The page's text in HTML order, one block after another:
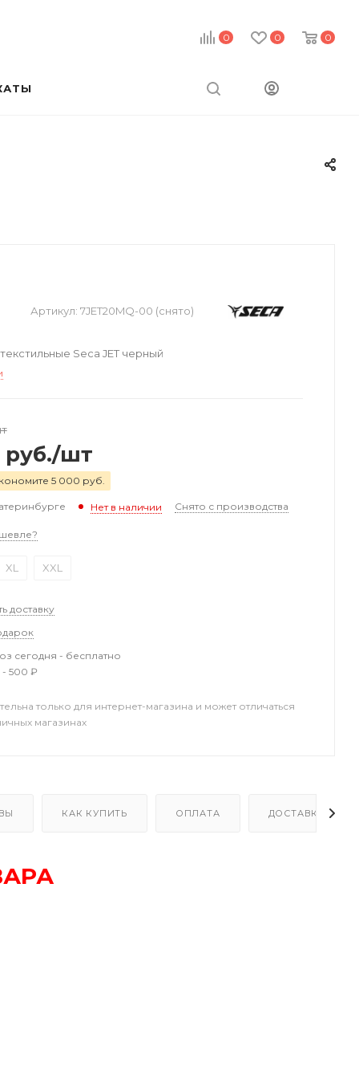
0 0 0
Артикул: 7JET20MQ-00 (снято)
Seca JET черный
руб./шт
5 000 руб.
Нет в наличии Снято с производства
XL XXL
доставку
сегодня - бесплатно
- 500 ₽
только для интернет-магазина и может отличаться
магазинах
КАК КУПИТЬ ОПЛАТА ДОСТАВКА